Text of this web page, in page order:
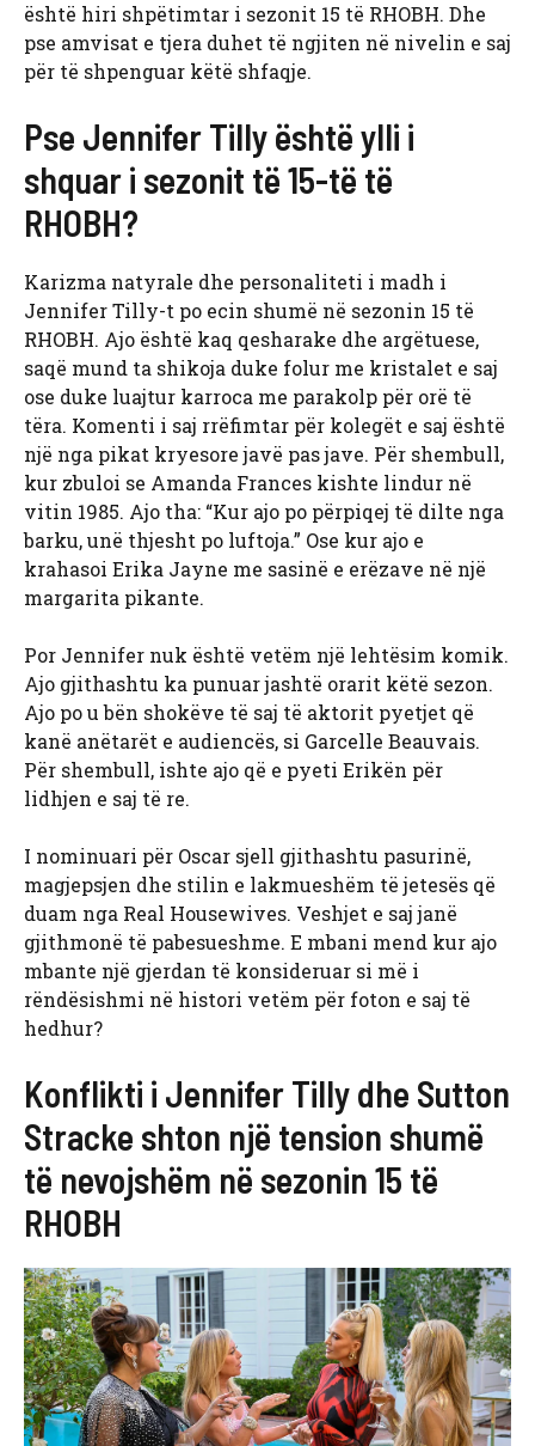
është hiri shpëtimtar i sezonit 15 të RHOBH. Dhe
pse amvisat e tjera duhet të ngjiten në nivelin e saj
për të shpenguar këtë shfaqje.
Pse Jennifer Tilly është ylli i
shquar i sezonit të 15-të të
RHOBH?
Karizma natyrale dhe personaliteti i madh i
Jennifer Tilly-t po ecin shumë në sezonin 15 të
RHOBH. Ajo është kaq qesharake dhe argëtuese,
saqë mund ta shikoja duke folur me kristalet e saj
ose duke luajtur karroca me parakolp për orë të
tëra. Komenti i saj rrëfimtar për kolegët e saj është
një nga pikat kryesore javë pas jave. Për shembull,
kur zbuloi se Amanda Frances kishte lindur në
vitin 1985. Ajo tha: “Kur ajo po përpiqej të dilte nga
barku, unë thjesht po luftoja.” Ose kur ajo e
krahasoi Erika Jayne me sasinë e erëzave në një
margarita pikante.
Por Jennifer nuk është vetëm një lehtësim komik.
Ajo gjithashtu ka punuar jashtë orarit këtë sezon.
Ajo po u bën shokëve të saj të aktorit pyetjet që
kanë anëtarët e audiencës, si Garcelle Beauvais.
Për shembull, ishte ajo që e pyeti Erikën për
lidhjen e saj të re.
I nominuari për Oscar sjell gjithashtu pasurinë,
magjepsjen dhe stilin e lakmueshëm të jetesës që
duam nga Real Housewives. Veshjet e saj janë
gjithmonë të pabesueshme. E mbani mend kur ajo
mbante një gjerdan të konsideruar si më i
rëndësishmi në histori vetëm për foton e saj të
hedhur?
Konflikti i Jennifer Tilly dhe Sutton
Stracke shton një tension shumë
të nevojshëm në sezonin 15 të
RHOBH